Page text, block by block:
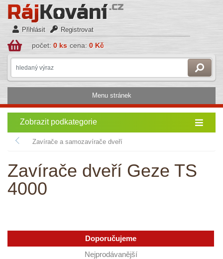
Přihlásit Registrovat
počet: 0 ks cena: 0 Kč
Menu stránek
Zobrazit podkategorie
Zavírače a samozavírače dveří
Zavírače dveří Geze TS
4000
Doporučujeme
Nejprodávanější